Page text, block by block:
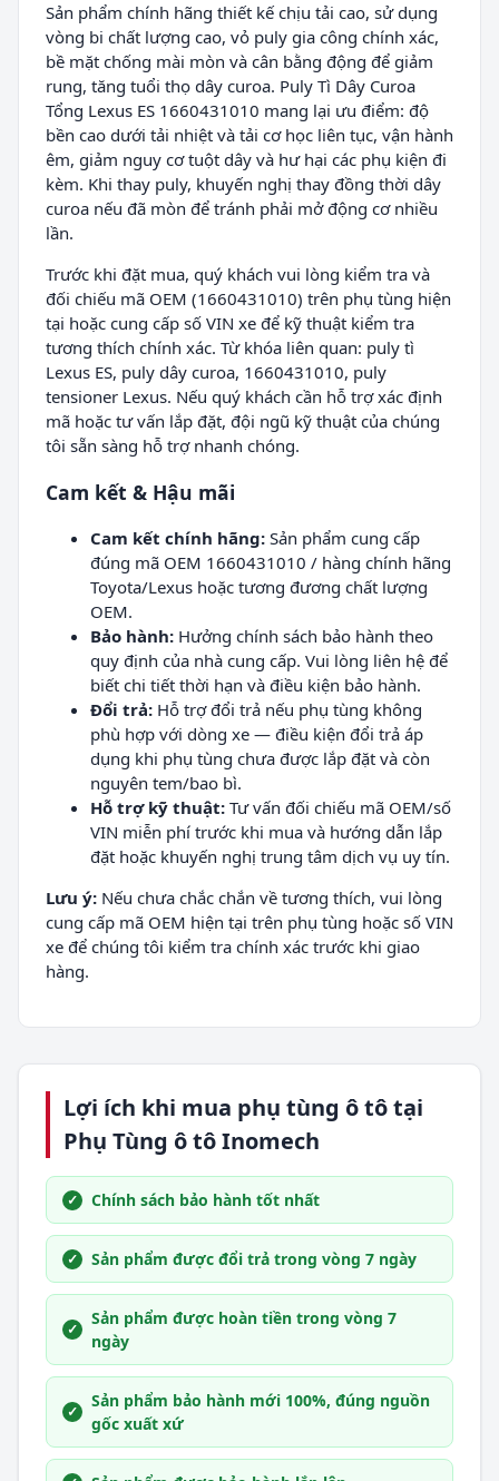
Sản phẩm chính hãng thiết kế chịu tải cao, sử dụng
vòng bi chất lượng cao, vỏ puly gia công chính xác,
bề mặt chống mài mòn và cân bằng động để giảm
rung, tăng tuổi thọ dây curoa. Puly Tì Dây Curoa
Tổng Lexus ES 1660431010 mang lại ưu điểm: độ
bền cao dưới tải nhiệt và tải cơ học liên tục, vận hành
êm, giảm nguy cơ tuột dây và hư hại các phụ kiện đi
kèm. Khi thay puly, khuyến nghị thay đồng thời dây
curoa nếu đã mòn để tránh phải mở động cơ nhiều
lần.
Trước khi đặt mua, quý khách vui lòng kiểm tra và
đối chiếu mã OEM (1660431010) trên phụ tùng hiện
tại hoặc cung cấp số VIN xe để kỹ thuật kiểm tra
tương thích chính xác. Từ khóa liên quan: puly tì
Lexus ES, puly dây curoa, 1660431010, puly
tensioner Lexus. Nếu quý khách cần hỗ trợ xác định
mã hoặc tư vấn lắp đặt, đội ngũ kỹ thuật của chúng
tôi sẵn sàng hỗ trợ nhanh chóng.
Cam kết & Hậu mãi
Cam kết chính hãng: Sản phẩm cung cấp
đúng mã OEM 1660431010 / hàng chính hãng
Toyota/Lexus hoặc tương đương chất lượng
OEM.
Bảo hành: Hưởng chính sách bảo hành theo
quy định của nhà cung cấp. Vui lòng liên hệ để
biết chi tiết thời hạn và điều kiện bảo hành.
Đổi trả: Hỗ trợ đổi trả nếu phụ tùng không
phù hợp với dòng xe — điều kiện đổi trả áp
dụng khi phụ tùng chưa được lắp đặt và còn
nguyên tem/bao bì.
Hỗ trợ kỹ thuật: Tư vấn đối chiếu mã OEM/số
VIN miễn phí trước khi mua và hướng dẫn lắp
đặt hoặc khuyến nghị trung tâm dịch vụ uy tín.
Lưu ý: Nếu chưa chắc chắn về tương thích, vui lòng
cung cấp mã OEM hiện tại trên phụ tùng hoặc số VIN
xe để chúng tôi kiểm tra chính xác trước khi giao
hàng.
Lợi ích khi mua phụ tùng ô tô tại
Phụ Tùng ô tô Inomech
Chính sách bảo hành tốt nhất
Sản phẩm được đổi trả trong vòng 7 ngày
Sản phẩm được hoàn tiền trong vòng 7
ngày
Sản phẩm bảo hành mới 100%, đúng nguồn
gốc xuất xứ